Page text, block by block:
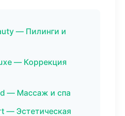
— Пилинги и
— Коррекция
— Массаж и спа
— Эстетическая